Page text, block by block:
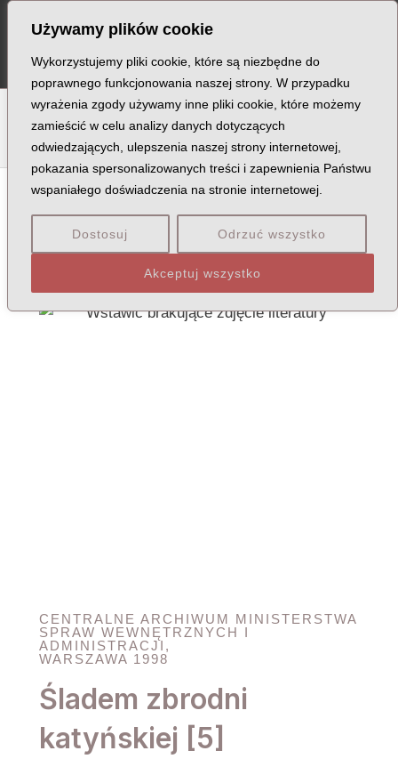
Używamy plików cookie
Wykorzystujemy pliki cookie, które są niezbędne do
poprawnego funkcjonowania naszej strony. W przypadku
wyrażenia zgody używamy inne pliki cookie, które możemy
zamieścić w celu analizy danych dotyczących
odwiedzających, ulepszenia naszej strony internetowej,
pokazania spersonalizowanych treści i zapewnienia Państwu
wspaniałego doświadczenia na stronie internetowej.
Dostosuj Odrzuć wszystko
Akceptuj wszystko
content
B C D E F G H I J K L Ł M
O P Q R S T U V W X Z
CENTRALNE ARCHIWUM MINISTERSTWA
SPRAW WEWNĘTRZNYCH I
ADMINISTRACJI,
WARSZAWA 1998
Śladem zbrodni
katyńskiej [5]
navigation